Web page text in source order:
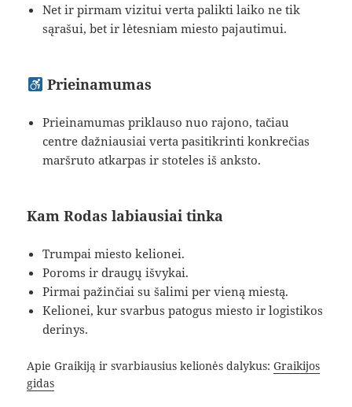
Net ir pirmam vizitui verta palikti laiko ne tik
sąrašui, bet ir lėtesniam miesto pajautimui.
Prieinamumas
Prieinamumas priklauso nuo rajono, tačiau
centre dažniausiai verta pasitikrinti konkrečias
maršruto atkarpas ir stoteles iš anksto.
Kam Rodas labiausiai tinka
Trumpai miesto kelionei.
Poroms ir draugų išvykai.
Pirmai pažinčiai su šalimi per vieną miestą.
Kelionei, kur svarbus patogus miesto ir logistikos
derinys.
Apie Graikiją ir svarbiausius kelionės dalykus:Graikijos
gidas